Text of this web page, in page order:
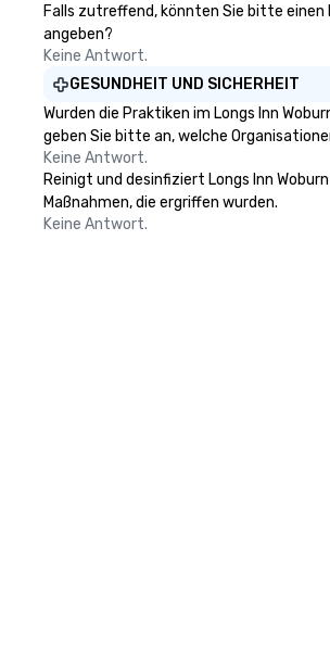
Falls zutreffend, könnten Sie bitte
angeben?
Keine Antwort.
GESUNDHEIT UND SICHERHEIT
Wurden die Praktiken im Longs Inn
geben Sie bitte an, welche
Keine Antwort.
Reinigt und desinfiziert Longs Inn
Maßnahmen, die ergriffen wurden.
Keine Antwort.